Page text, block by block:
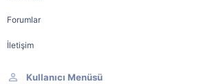
Forumlar
İletişim
Kullanıcı Menüsü